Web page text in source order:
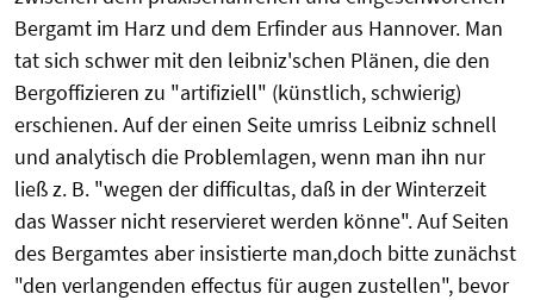
Bergamt im Harz und dem Erfinder aus Hannover. Man
tat sich schwer mit den leibniz'schen Plänen, die den
Bergoffizieren zu "artifiziell" (künstlich, schwierig)
erschienen. Auf der einen Seite umriss Leibniz schnell
und analytisch die Problemlagen, wenn man ihn nur
ließ z. B. "wegen der difficultas, daß in der Winterzeit
das Wasser nicht reservieret werden könne". Auf Seiten
des Bergamtes aber insistierte man,doch bitte zunächst
"den verlangenden effectus für augen zustellen", bevor